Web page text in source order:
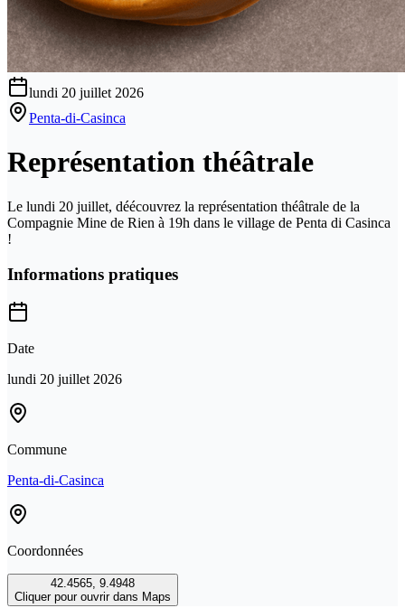
lundi 20 juillet 2026
Penta-di-Casinca
Représentation théâtrale
Le lundi 20 juillet, déécouvrez la représentation théâtrale de la
Compagnie Mine de Rien à 19h dans le village de Penta di Casinca
!
Informations pratiques
Date
lundi 20 juillet 2026
Commune
Penta-di-Casinca
Coordonnées
42.4565, 9.4948
Cliquer pour ouvrir dans Maps